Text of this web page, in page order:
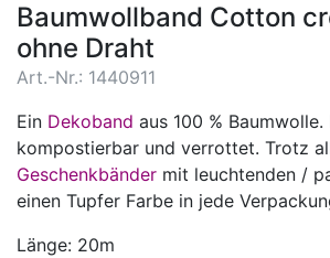
Baumwollband Cotton
ohne Draht
Art.-Nr.: 1440911
Ein Dekoband aus 100 %
kompostierbar und verrottet. Trotz
Geschenkbänder mit leuchtenden /
einen Tupfer Farbe in jede
Länge: 20m